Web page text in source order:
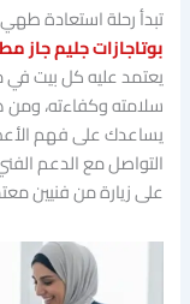
تبدأ رحلة استعادة
بوتاجازات جليم جاز
يعتمد عليه كل بيت في
سلامته وكفاءته، ومن
يساعدك على فهم
التواصل مع الدعم
على زيارة من فنيين